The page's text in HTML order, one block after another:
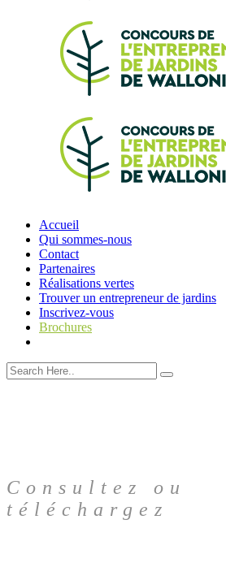
Accueil
Qui sommes-nous
Contact
Partenaires
Réalisations vertes
Trouver un entrepreneur de jardins
Inscrivez-vous
Brochures
Consultez ou
téléchargez